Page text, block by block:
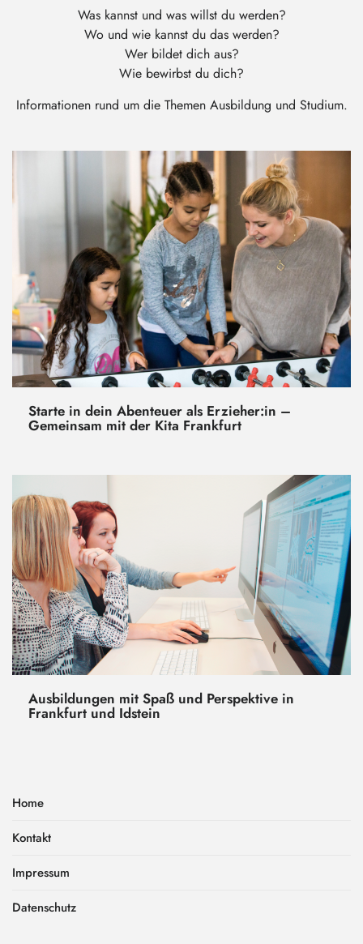
Was kannst und was willst du werden?
Wo und wie kannst du das werden?
Wer bildet dich aus?
Wie bewirbst du dich?
Informationen rund um die Themen Ausbildung und Studium.
Starte in dein Abenteuer als Erzieher:in –
Gemeinsam mit der Kita Frankfurt
Ausbildungen mit Spaß und Perspektive in
Frankfurt und Idstein
Home
Kontakt
Impressum
Datenschutz